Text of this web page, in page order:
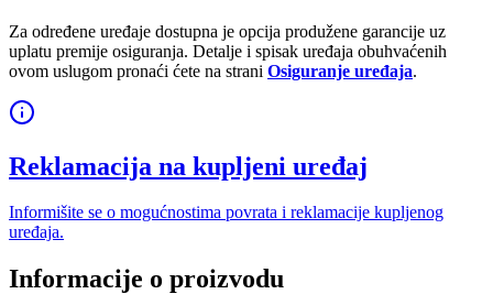
Za određene uređaje dostupna je opcija produžene garancije uz
uplatu premije osiguranja. Detalje i spisak uređaja obuhvaćenih
ovom uslugom pronaći ćete na strani Osiguranje uređaja.
Reklamacija na kupljeni uređaj
Informišite se o mogućnostima povrata i reklamacije kupljenog
uređaja.
Informacije o proizvodu